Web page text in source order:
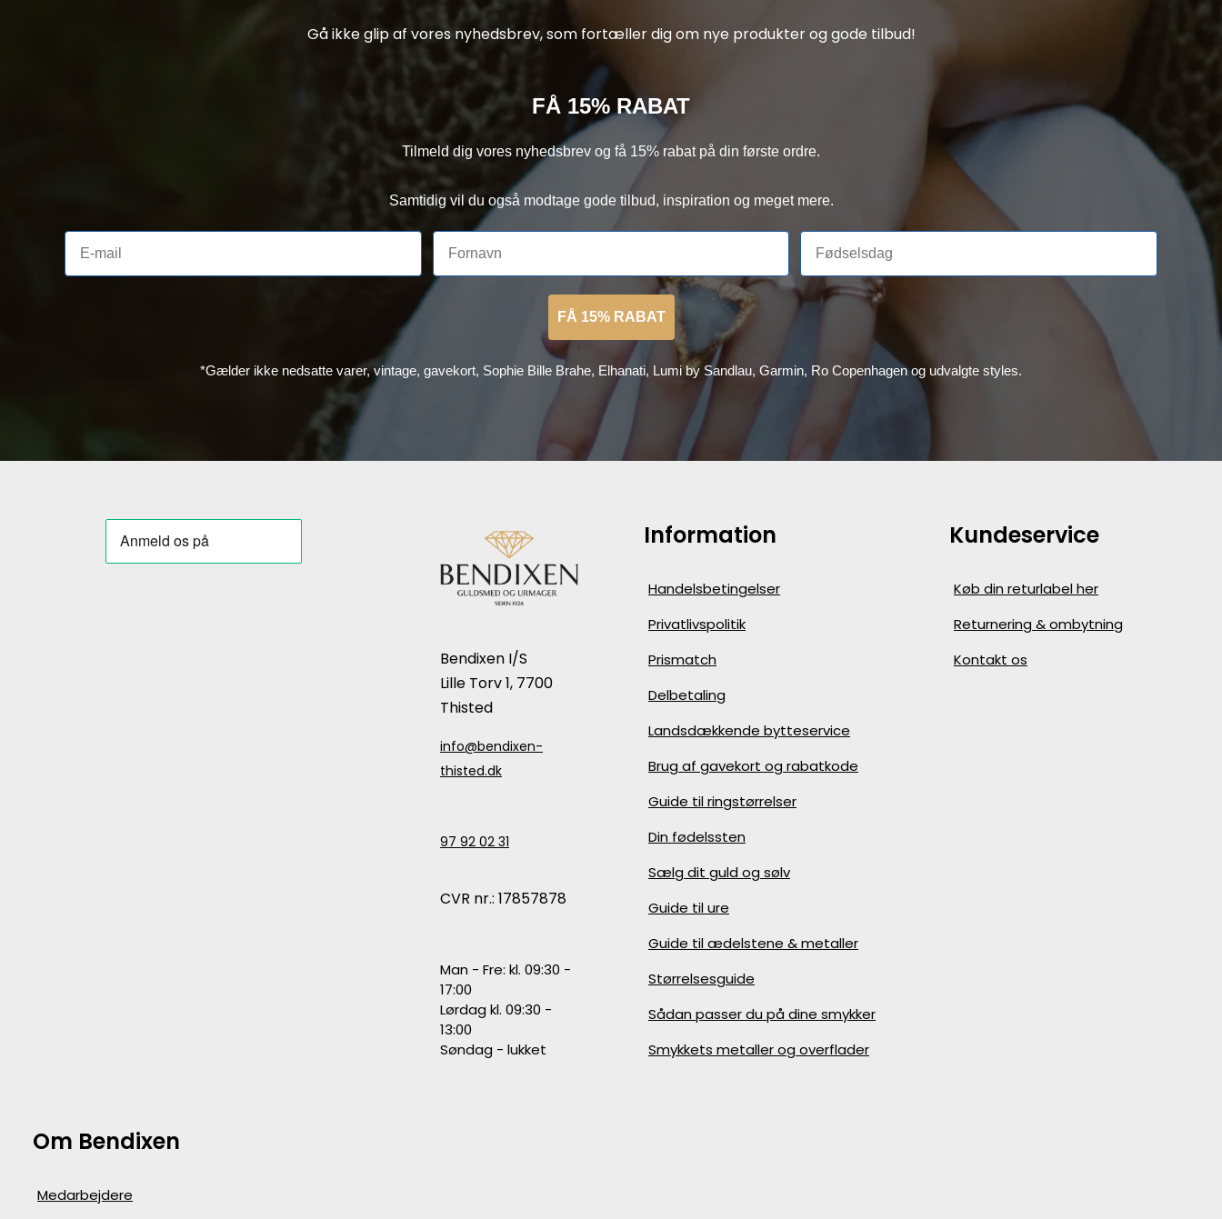
Gå ikke glip af vores nyhedsbrev, som fortæller dig om nye produkter og gode tilbud!
FÅ 15% RABAT
Tilmeld dig vores nyhedsbrev og få 15% rabat på din første ordre.
Samtidig vil du også modtage gode tilbud, inspiration og meget mere.
FÅ 15% RABAT
*Gælder ikke nedsatte varer, vintage, gavekort, Sophie Bille Brahe, Elhanati, Lumi by Sandlau, Garmin, Ro Copenhagen og udvalgte styles.
Bendixen I/S
Lille Torv 1, 7700
Thisted
info@bendixen-
thisted.dk
97 92 02 31
CVR nr.: 17857878
Man - Fre: kl. 09:30 -
17:00
Lørdag kl. 09:30 -
13:00
Søndag - lukket
Information
Handelsbetingelser
Privatlivspolitik
Prismatch
Delbetaling
Landsdækkende bytteservice
Brug af gavekort og rabatkode
Guide til ringstørrelser
Din fødelssten
Sælg dit guld og sølv
Guide til ure
Guide til ædelstene & metaller
Størrelsesguide
Sådan passer du på dine smykker
Smykkets metaller og overflader
Kundeservice
Køb din returlabel her
Returnering & ombytning
Kontakt os
Om Bendixen
Medarbejdere